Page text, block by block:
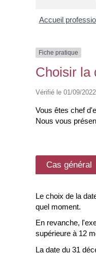
Accueil
Fiche pratique
Choisir la
Vérifié le 01/09/
Vous êtes chef
Nous vous
Cas général
Le choix de la
quel moment.
En revanche,
supérieure à 12
La date du 31